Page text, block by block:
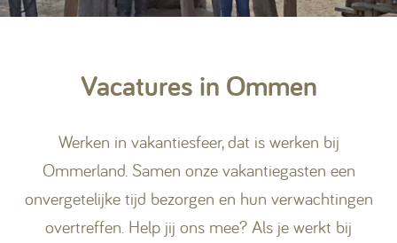
Kamperen
Huren
Vacatures in Ommen
Werken in vakantiesfeer, dat is werken bij
Ommerland. Samen onze vakantiegasten een
onvergetelijke tijd bezorgen en hun verwachtingen
overtreffen. Help jij ons mee? Als je werkt bij